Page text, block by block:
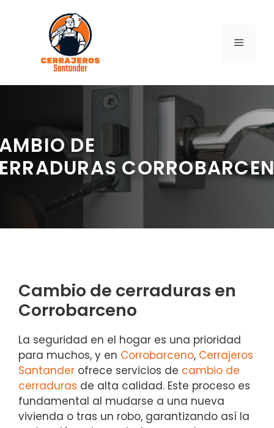
contenido
MENÚ
DE
Cambio de cerraduras en
Corrobarceno
La seguridad en el hogar es una prioridad
para muchos, y en Corrobarceno, Cerrajeros
Santander ofrece servicios de cambio de
cerraduras de alta calidad. Este proceso es
fundamental al mudarse a una nueva
vivienda o tras un robo, garantizando así la